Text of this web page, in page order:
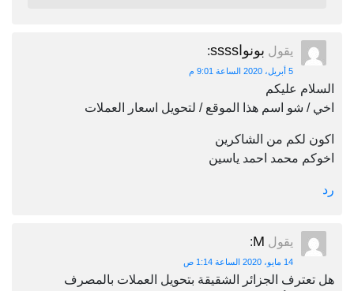
يقول بونواssss :
5 أبريل، 2020 الساعة 9:01 م
السلام عليكم
اخي / شو اسم هذا الموقع / لتحويل اسعار العملات
اكون لكم من الشاكرين
اخوكم محمد احمد ياسين
رد
يقول M
:
14 مايو، 2020 الساعة 1:14 ص
هل تعترف الجزائر الشقيقة بتحويل العملات بالمصرف